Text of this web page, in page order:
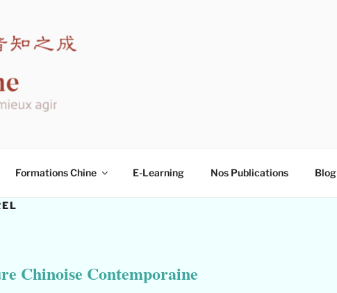
Formations Chine E-Learning Nos Publications Blog
Chinoise Contemporaine